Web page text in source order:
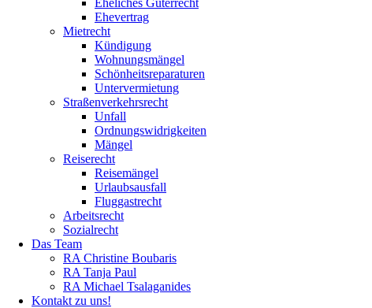
Ehevertrag
Mietrecht
Kündigung
Wohnungsmängel
Schönheitsreparaturen
Untervermietung
Straßenverkehrsrecht
Unfall
Ordnungswidrigkeiten
Mängel
Reiserecht
Reisemängel
Urlaubsausfall
Fluggastrecht
Arbeitsrecht
Sozialrecht
Das Team
RA Christine Boubaris
RA Tanja Paul
RA Michael Tsalaganides
Kontakt zu uns!